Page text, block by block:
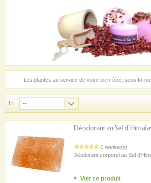
Les plantes au service de votre bien-être, sous
Tri : --
Déodorant au Sel
0 review(s)
Déodorant corporel au Sel
Voir ce produit